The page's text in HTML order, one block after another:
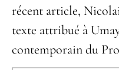
récent article,
texte attribué à
contemporain du